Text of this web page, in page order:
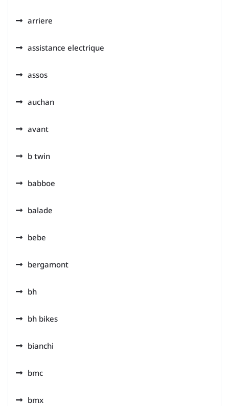
arriere
assistance electrique
assos
auchan
avant
b twin
babboe
balade
bebe
bergamont
bh
bh bikes
bianchi
bmc
bmx